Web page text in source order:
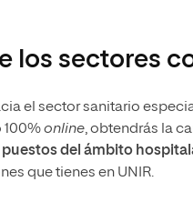
los sectores
el sector sanitario
online, obtendrás la
puestos del ámbito
que tienes en UNIR.